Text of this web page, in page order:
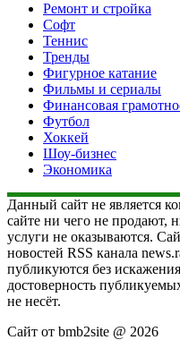
Ремонт и стройка
Софт
Теннис
Тренды
Фигурное катание
Фильмы и сериалы
Финансовая
Футбол
Хоккей
Шоу-бизнес
Экономика
Данный сайт не является
сайте ни чего не продают,
услуги не оказываются.
новостей RSS канала
публикуются без
достоверность
не несёт.
Сайт от bmb2site @ 2026